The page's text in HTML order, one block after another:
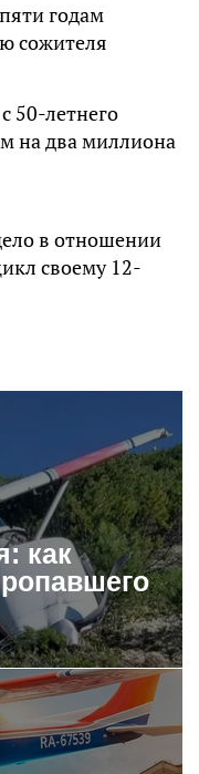
годам
сожителя
50-летнего
на два миллиона
в отношении
своему 12-
как